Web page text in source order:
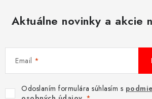
Aktuálne novinky a akcie
Email
Odoslaním formulára súhlasím s